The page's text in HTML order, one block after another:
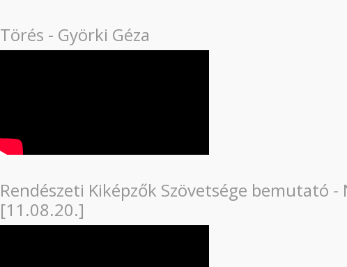
Törés - Györki Géza
Rendészeti Kiképzők Szövetsége bemutató -
[11.08.20.]